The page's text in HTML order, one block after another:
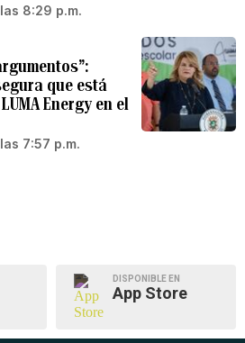
8:29 p.m.
que está
Energy en el
7:57 p.m.
DISPONIBLE EN
App Store